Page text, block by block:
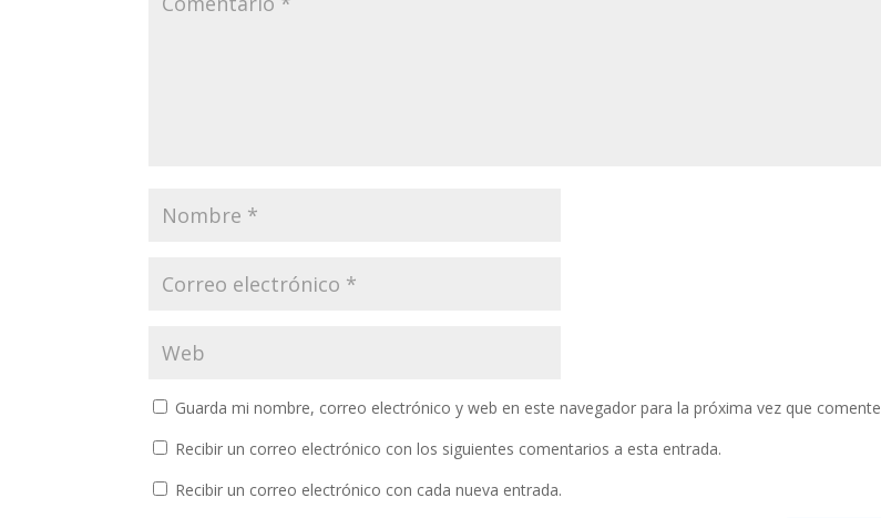
Guarda mi nombre, correo electrónico y web en este navegador para la próxima vez que
Recibir un correo electrónico con los siguientes comentarios a esta entrada.
Recibir un correo electrónico con cada nueva entrada.